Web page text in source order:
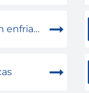
directo